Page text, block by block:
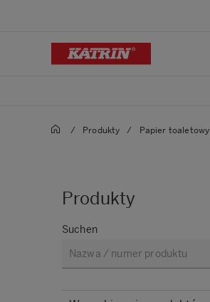
/ Produkty / Papier toaletowy
Produkty
Suchen